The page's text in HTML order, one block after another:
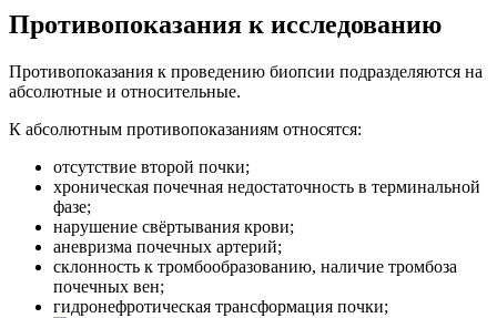
Противопоказания к исследованию
Противопоказания к проведению биопсии подразделяются на
абсолютные и относительные.
К абсолютным противопоказаниям относятся:
отсутствие второй почки;
хроническая почечная недостаточность в терминальной
фазе;
нарушение свёртывания крови;
аневризма почечных артерий;
склонность к тромбообразованию, наличие тромбоза
почечных вен;
гидронефротическая трансформация почки;